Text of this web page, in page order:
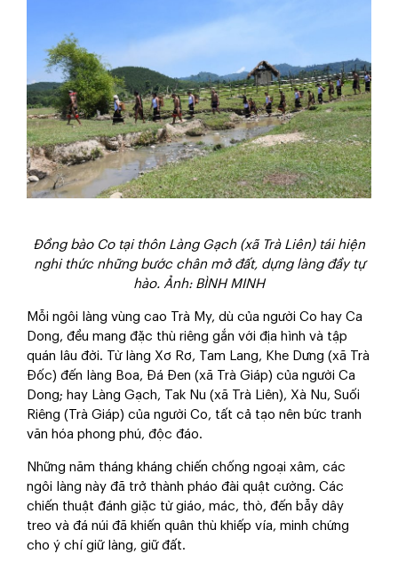
Đồng bào Co tại thôn Làng Gạch (xã Trà Liên) tái hiện
nghi thức những bước chân mở đất, dựng làng đầy tự
hào. Ảnh: BÌNH MINH
Mỗi ngôi làng vùng cao Trà My, dù của người Co hay Ca
Dong, đều mang đặc thù riêng gắn với địa hình và tập
quán lâu đời. Từ làng Xơ Rơ, Tam Lang, Khe Dưng (xã Trà
Đốc) đến làng Boa, Đá Đen (xã Trà Giáp) của người Ca
Dong; hay Làng Gạch, Tak Nu (xã Trà Liên), Xà Nu, Suối
Riêng (Trà Giáp) của người Co, tất cả tạo nên bức tranh
văn hóa phong phú, độc đáo.
Những năm tháng kháng chiến chống ngoại xâm, các
ngôi làng này đã trở thành pháo đài quật cường. Các
chiến thuật đánh giặc từ giáo, mác, thò, đến bẫy dây
treo và đá núi đã khiến quân thù khiếp vía, minh chứng
cho ý chí giữ làng, giữ đất.